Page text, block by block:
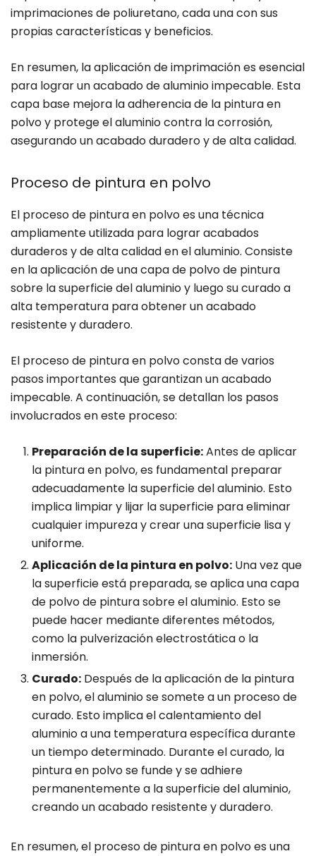
imprimaciones de poliuretano, cada una con sus
propias características y beneficios.
En resumen, la aplicación de imprimación es esencial
para lograr un acabado de aluminio impecable. Esta
capa base mejora la adherencia de la pintura en
polvo y protege el aluminio contra la corrosión,
asegurando un acabado duradero y de alta calidad.
Proceso de pintura en polvo
El proceso de pintura en polvo es una técnica
ampliamente utilizada para lograr acabados
duraderos y de alta calidad en el aluminio. Consiste
en la aplicación de una capa de polvo de pintura
sobre la superficie del aluminio y luego su curado a
alta temperatura para obtener un acabado
resistente y duradero.
El proceso de pintura en polvo consta de varios
pasos importantes que garantizan un acabado
impecable. A continuación, se detallan los pasos
involucrados en este proceso:
Preparación de la superficie:Antes de aplicar
la pintura en polvo, es fundamental preparar
adecuadamente la superficie del aluminio. Esto
implica limpiar y lijar la superficie para eliminar
cualquier impureza y crear una superficie lisa y
uniforme.
Aplicación de la pintura en polvo: Una vez que
la superficie está preparada, se aplica una capa
de polvo de pintura sobre el aluminio. Esto se
puede hacer mediante diferentes métodos,
como la pulverización electrostática o la
inmersión.
Curado: Después de la aplicación de la pintura
en polvo, el aluminio se somete a un proceso de
curado. Esto implica el calentamiento del
aluminio a una temperatura específica durante
un tiempo determinado. Durante el curado, la
pintura en polvo se funde y se adhiere
permanentemente a la superficie del aluminio,
creando un acabado resistente y duradero.
En resumen, el proceso de pintura en polvo es una